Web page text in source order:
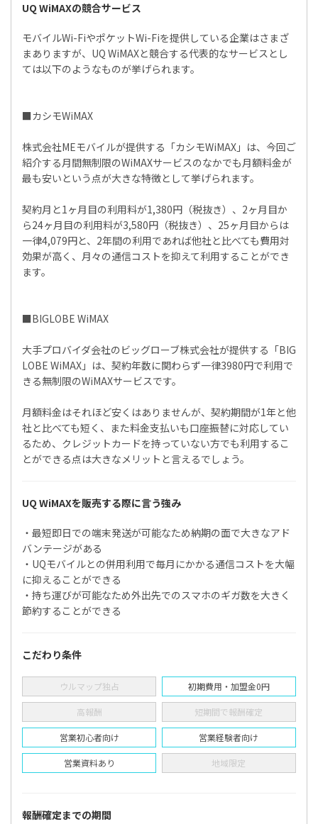
UQ WiMAXの競合サービス
モバイルWi-FiやポケットWi-Fiを提供している企業はさまざ
まありますが、UQ WiMAXと競合する代表的なサービスとし
ては以下のようなものが挙げられます。
■カシモWiMAX
株式会社MEモバイルが提供する「カシモWiMAX」は、今回ご
紹介する月間無制限のWiMAXサービスのなかでも月額料金が
最も安いという点が大きな特徴として挙げられます。
契約月と1ヶ月目の利用料が1,380円（税抜き）、2ヶ月目か
ら24ヶ月目の利用料が3,580円（税抜き）、25ヶ月目からは
一律4,079円と、2年間の利用であれば他社と比べても費用対
効果が高く、月々の通信コストを抑えて利用することができ
ます。
■BIGLOBE WiMAX
大手プロバイダ会社のビッグローブ株式会社が提供する「BIG
LOBE WiMAX」は、契約年数に関わらず一律3980円で利用で
きる無制限のWiMAXサービスです。
月額料金はそれほど安くはありませんが、契約期間が1年と他
社と比べても短く、また料金支払いも口座振替に対応してい
るため、クレジットカードを持っていない方でも利用するこ
とができる点は大きなメリットと言えるでしょう。
UQ WiMAXを販売する際に言う強み
・最短即日での端末発送が可能なため納期の面で大きなアド
バンテージがある
・UQモバイルとの併用利用で毎月にかかる通信コストを大幅
に抑えることができる
・持ち運びが可能なため外出先でのスマホのギガ数を大きく
節約することができる
こだわり条件
ウルマップ独占 初期費用・加盟金0円
高報酬 短期間で報酬確定
営業初心者向け 営業経験者向け
営業資料あり 地域限定
報酬確定までの期間